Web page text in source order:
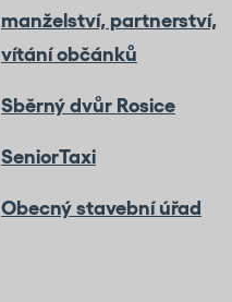
manželství, partnerství,
vítání občánků
Sběrný dvůr Rosice
SeniorTaxi
Obecný stavební úřad